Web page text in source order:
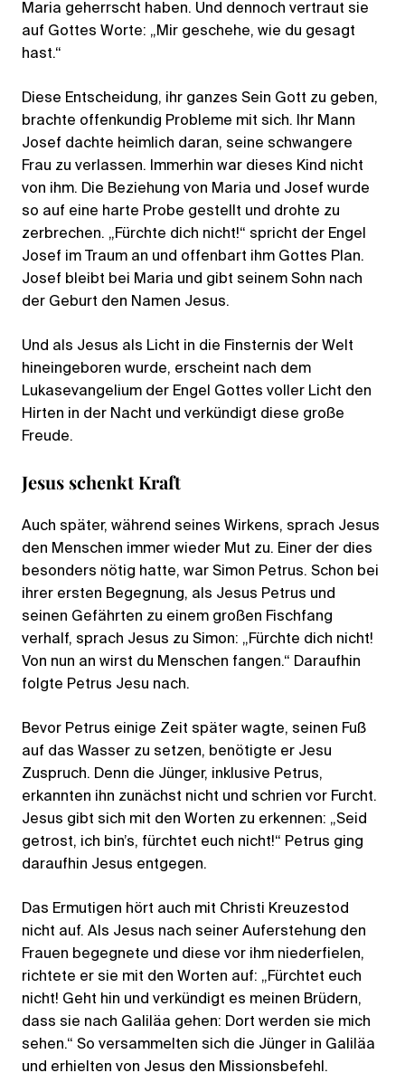
Maria geherrscht haben. Und dennoch vertraut sie
auf Gottes Worte: „Mir geschehe, wie du gesagt
hast.“
Diese Entscheidung, ihr ganzes Sein Gott zu geben,
brachte offenkundig Probleme mit sich. Ihr Mann
Josef dachte heimlich daran, seine schwangere
Frau zu verlassen. Immerhin war dieses Kind nicht
von ihm. Die Beziehung von Maria und Josef wurde
so auf eine harte Probe gestellt und drohte zu
zerbrechen. „Fürchte dich nicht!“ spricht der Engel
Josef im Traum an und offenbart ihm Gottes Plan.
Josef bleibt bei Maria und gibt seinem Sohn nach
der Geburt den Namen Jesus.
Und als Jesus als Licht in die Finsternis der Welt
hineingeboren wurde, erscheint nach dem
Lukasevangelium der Engel Gottes voller Licht den
Hirten in der Nacht und verkündigt diese große
Freude.
Jesus schenkt Kraft
Auch später, während seines Wirkens, sprach Jesus
den Menschen immer wieder Mut zu. Einer der dies
besonders nötig hatte, war Simon Petrus. Schon bei
ihrer ersten Begegnung, als Jesus Petrus und
seinen Gefährten zu einem großen Fischfang
verhalf, sprach Jesus zu Simon: „Fürchte dich nicht!
Von nun an wirst du Menschen fangen.“ Daraufhin
folgte Petrus Jesu nach.
Bevor Petrus einige Zeit später wagte, seinen Fuß
auf das Wasser zu setzen, benötigte er Jesu
Zuspruch. Denn die Jünger, inklusive Petrus,
erkannten ihn zunächst nicht und schrien vor Furcht.
Jesus gibt sich mit den Worten zu erkennen: „Seid
getrost, ich bin’s, fürchtet euch nicht!“ Petrus ging
daraufhin Jesus entgegen.
Das Ermutigen hört auch mit Christi Kreuzestod
nicht auf. Als Jesus nach seiner Auferstehung den
Frauen begegnete und diese vor ihm niederfielen,
richtete er sie mit den Worten auf: „Fürchtet euch
nicht! Geht hin und verkündigt es meinen Brüdern,
dass sie nach Galiläa gehen: Dort werden sie mich
sehen.“ So versammelten sich die Jünger in Galiläa
und erhielten von Jesus den Missionsbefehl.